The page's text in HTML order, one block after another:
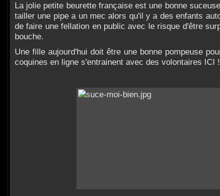
La jolie petite beurette française est une bonne
tailler une pipe a un mec alors qu'il y a des enfants
de faire une fellation en public avec le risque d'être
bouche.
Une fille aujourd'hui doit être une bonne pompeuse
coquines en ligne s'entrainent avec des volontaires ICI !